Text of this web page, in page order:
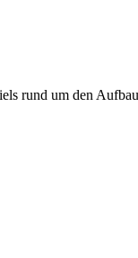
rund um den